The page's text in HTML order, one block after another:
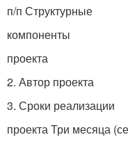
п/п Структурные
компоненты
проекта
2. Автор проекта
3. Сроки реализации
проекта Три месяца